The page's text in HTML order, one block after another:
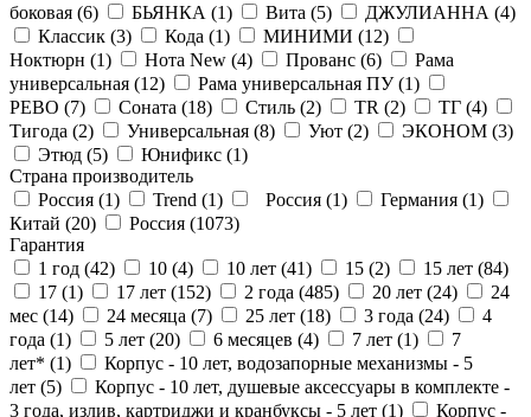
боковая (6) БЬЯНКА (1) Вита (5) ДЖУЛИАННА (4)
Классик (3) Кода (1) МИНИМИ (12)
Ноктюрн (1) Нота New (4) Прованс (6)
Рама
универсальная (12) Рама универсальная ПУ (1)
РЕВО (7) Соната (18) Стиль (2) ТR (2) ТГ (4)
Тигода (2) Универсальная (8) Уют (2) ЭКОНОМ (3)
Этюд (5) Юнификс (1)
Страна производитель
Россия (1) Trend (1) Россия (1) Германия (1)
Китай (20) Россия (1073)
Гарантия
1 год (42) 10 (4) 10 лет (41) 15 (2) 15 лет (84)
17 (1) 17 лет (152) 2 года (485) 20 лет (24)
24
мес (14) 24 месяца (7) 25 лет (18) 3 года (24)
4
года (1) 5 лет (20) 6 месяцев (4) 7 лет (1)
7
лет* (1)
Корпус - 10 лет, водозапорные механизмы - 5
лет (5)
Корпус - 10 лет, душевые аксессуары в комплекте -
3 года, излив, картриджи и кранбуксы - 5 лет (1) Корпус -